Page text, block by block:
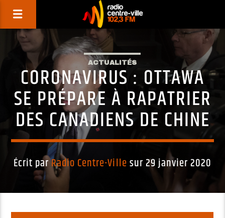
ACTUALITÉS
CORONAVIRUS : OTTAWA
SE PRÉPARE À RAPATRIER
DES CANADIENS DE CHINE
Écrit parRadio Centre-Villesur 29 janvier 2020